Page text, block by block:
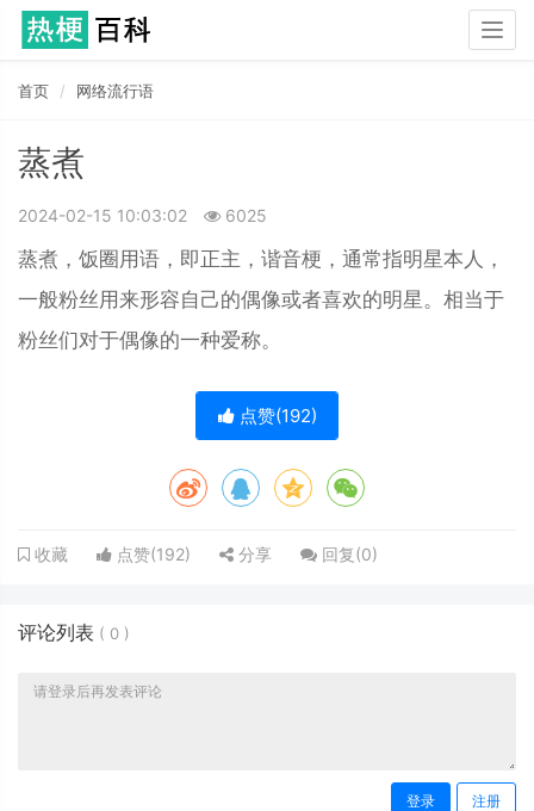
首页 网络流行语
蒸煮
2024-02-15 10:03:02 6025
蒸煮，饭圈用语，即正主，谐音梗，通常指明星本人，
一般粉丝用来形容自己的偶像或者喜欢的明星。相当于
粉丝们对于偶像的一种爱称。
点赞(192)
收藏 点赞(192) 分享 回复(0)
评论列表 ( 0 )
登录 注册